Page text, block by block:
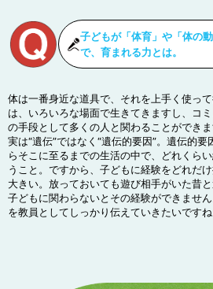
子どもが「体育」や「体の
で、育まれる力とは。
体は一番身近な道具で、それを上手く使っ
は、いろいろな場面で生きてきますし、コ
の手段として多くの人と関わることができ
実は“遺伝”ではなく“遺伝的要因”。遺伝的
らそこに至るまでの生活の中で、どれくら
うこと。ですから、子どもに経験をどれだ
大きい。放っておいても遊び相手がいた昔
子どもに関わらないとその経験ができませ
を教員としてしっかり伝えていきたいですね